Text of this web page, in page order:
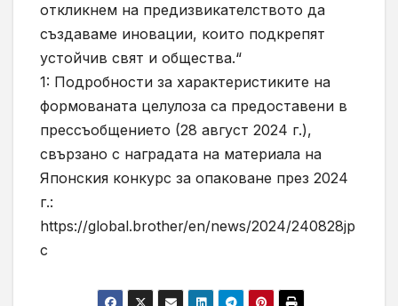
откликнем на предизвикателството да
създаваме иновации, които подкрепят
устойчив свят и общества.“
1: Подробности за характеристиките на
формованата целулоза са предоставени в
прессъобщението (28 август 2024 г.),
свързано с наградата на материала на
Японския конкурс за опаковане през 2024
г.:
https://global.brother/en/news/2024/240828jp
c